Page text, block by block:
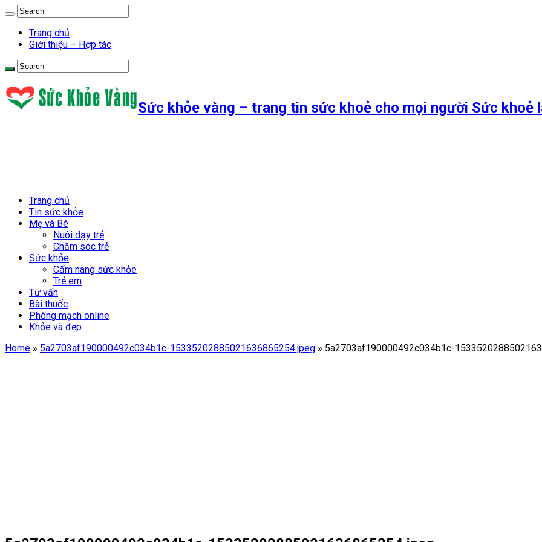
Trang chủ
Giới thiệu – Hợp tác
Sức khỏe vàng – trang tin sức khoẻ cho mọi người Sức khoẻ
Trang chủ
Tin sức khỏe
Mẹ và Bé
Nuôi dạy trẻ
Chăm sóc trẻ
Sức khỏe
Cẩm nang sức khỏe
Trẻ em
Tư vấn
Bài thuốc
Phòng mạch online
Khỏe và đẹp
Home » 5a2703af190000492c034b1c-15335202885021636865254.jpeg » 5a2703af190000492c034b1c-